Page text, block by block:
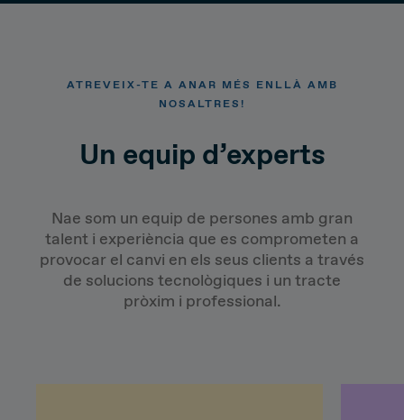
ATREVEIX-TE A ANAR MÉS ENLLÀ AMB
NOSALTRES!
Un equip d’experts
Nae som un equip de persones amb gran
talent i experiència que es comprometen a
provocar el canvi en els seus clients a través
de solucions tecnològiques i un tracte
pròxim i professional.